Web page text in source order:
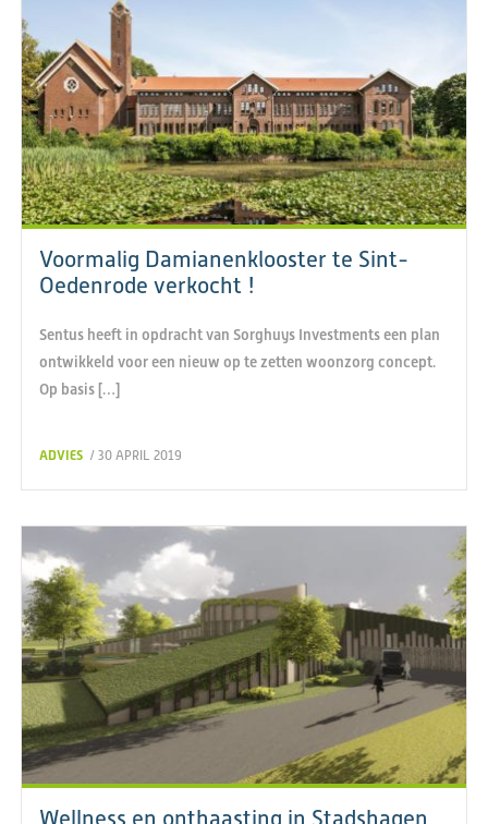
Voormalig Damianenklooster te Sint-
Oedenrode verkocht !
Sentus heeft in opdracht van Sorghuys Investments een plan
ontwikkeld voor een nieuw op te zetten woonzorg concept.
Op basis […]
ADVIES / 30 APRIL 2019
Wellness en onthaasting in Stadshagen